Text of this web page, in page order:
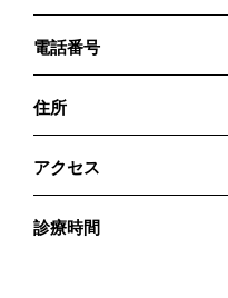
電話番号
住所
アクセス
診療時間